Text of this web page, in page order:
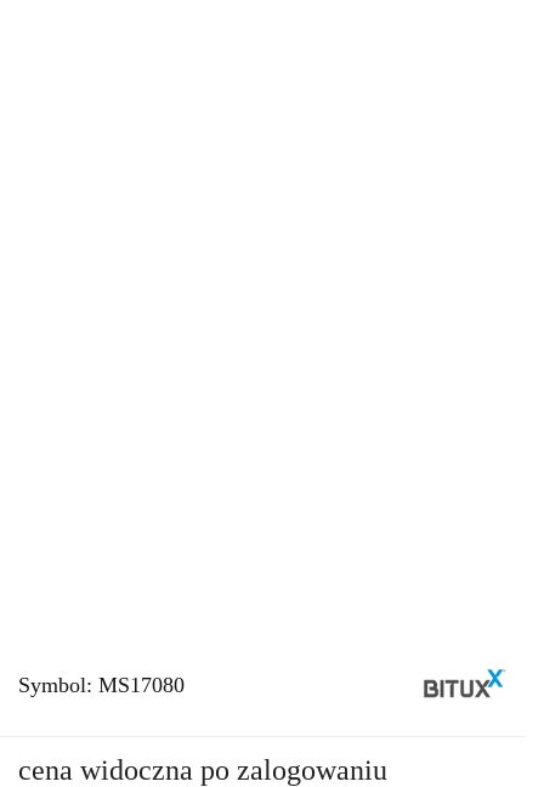
Symbol: MS17080
cena widoczna po zalogowaniu